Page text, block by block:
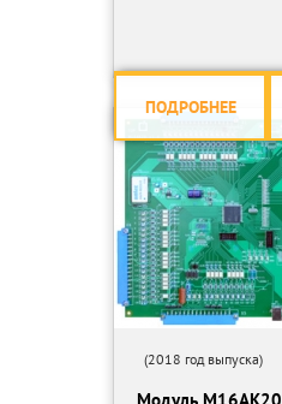
ПОДРОБНЕЕ
(2018 год выпуска)